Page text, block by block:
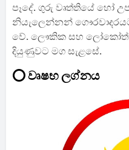
පෑදේ. ගුරු වෘත්තියේ හෝ
නියැලෙන්නන්
වේ. ලෞකික සහ
දියුණුවට මග සැළසේ.
⭕ වෘෂභ ලග්නය